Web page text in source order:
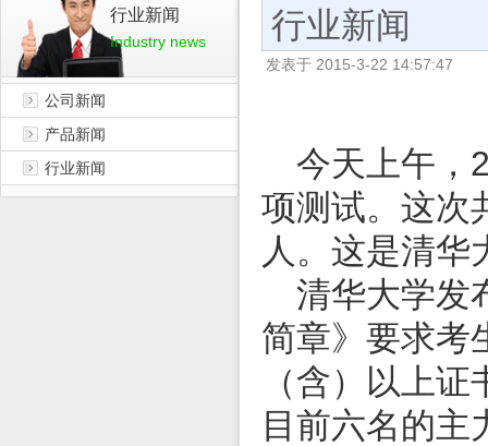
行业新闻
Industry news
公司新闻
产品新闻
行业新闻
行业新闻
发表于 2015-3-22 14:57:47
今天上午，
项测试。这次
人。这是清华
清华大学发
简章》要求考
（含）以上
目前六名的主